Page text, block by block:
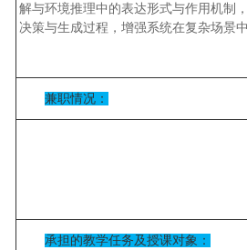
解与环境推理中的表达形式与作用机制
决策与生成过程，增强系统在复杂场景
兼职情况：
承担的教学任务及授课对象：